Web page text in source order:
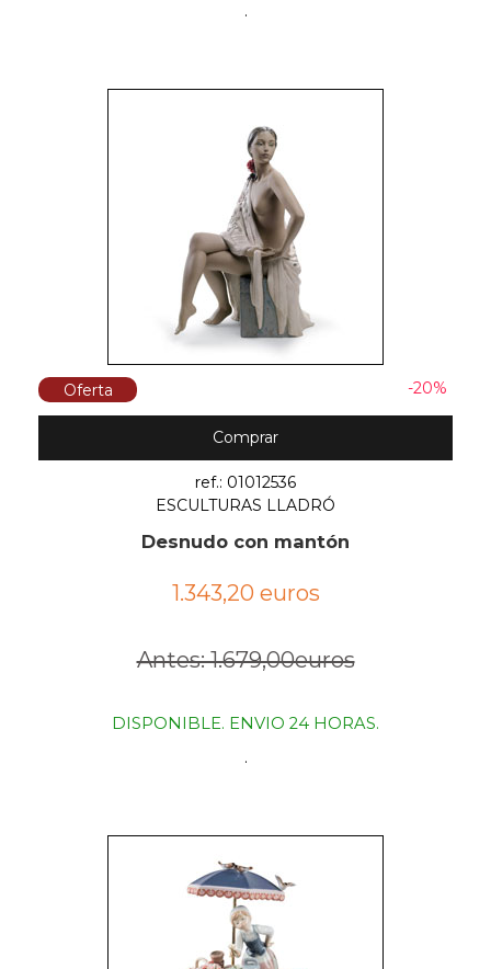
.
Oferta -20%
Comprar
ref.: 01012536
ESCULTURAS LLADRÓ
Desnudo con mantón
1.343,20 euros
Antes: 1.679,00euros
DISPONIBLE. ENVIO 24 HORAS.
.